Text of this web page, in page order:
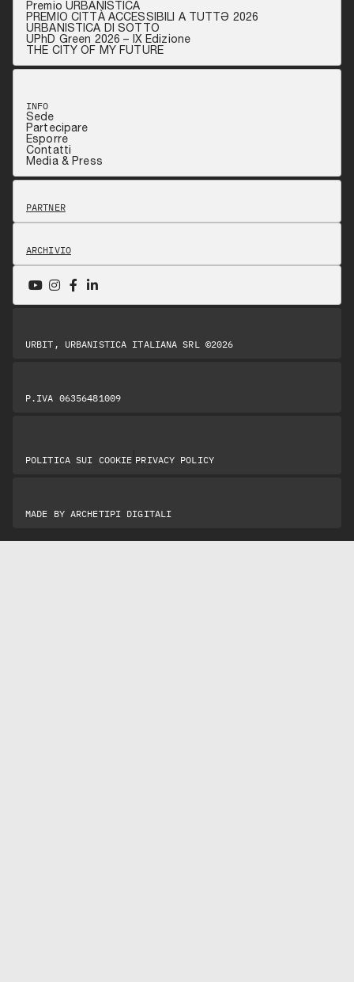
Premio URBANISTICA
PREMIO CITTÀ ACCESSIBILI A TUTTƏ 2026
URBANISTICA DI SOTTO
UPhD Green 2026 – IX Edizione
THE CITY OF MY FUTURE
INFO
Sede
Partecipare
Esporre
Contatti
Media & Press
PARTNER
ARCHIVIO
URBIT, URBANISTICA ITALIANA SRL ©2026
P.IVA 06356481009
POLITICA SUI COOKIE PRIVACY POLICY
MADE BY ARCHETIPI DIGITALI